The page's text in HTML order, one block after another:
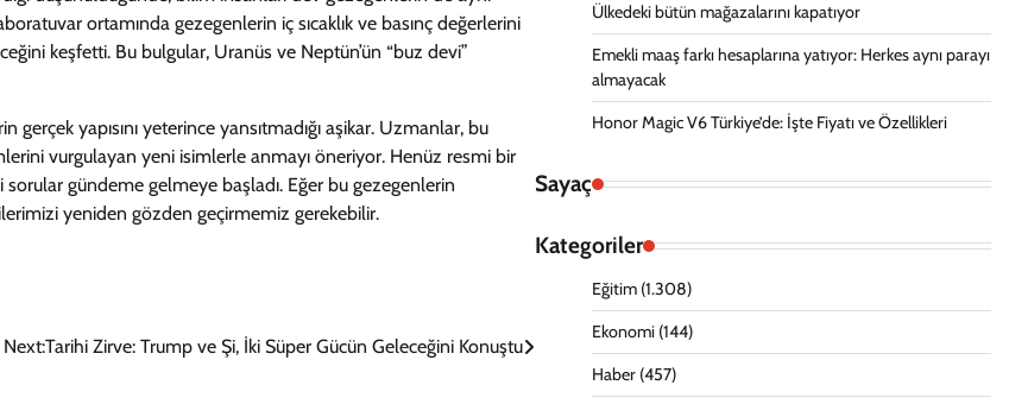
ortamında gezegenlerin iç sıcaklık ve basınç değerlerini
keşfetti. Bu bulgular, Uranüs ve Neptün’ün “buz devi”
yapısını yeterince yansıtmadığı aşikar. Uzmanlar, bu
vurgulayan yeni isimlerle anmayı öneriyor. Henüz resmi bir
sorular gündeme gelmeye başladı. Eğer bu gezegenlerin
yeniden gözden geçirmemiz gerekebilir.
Next:Tarihi Zirve: Trump ve Şi, İki Süper Gücün Geleceğini Konuştu
Ülkedeki bütün mağazalarını kapatıyor
Emekli maaş farkı hesaplarına yatıyor: Herkes aynı parayı
almayacak
Honor Magic V6 Türkiye’de: İşte Fiyatı ve Özellikleri
Sayaç
Kategoriler
Eğitim(1.308)
Ekonomi(144)
Haber(457)